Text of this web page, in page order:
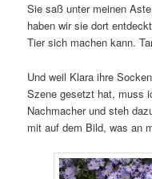
Sie saß unter meinen
haben wir sie dort
Tier sich machen kann.
Und weil Klara ihre
Szene gesetzt hat, muss
Nachmacher und steh
mit auf dem Bild, was an